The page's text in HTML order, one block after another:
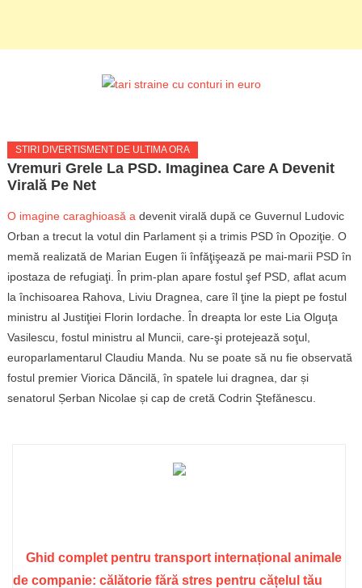
STIRI DIVERTISMENT DE ULTIMA ORA
Vremuri Grele La PSD. Imaginea Care A Devenit
Virală Pe Net
O imagine caraghioasă a devenit virală după ce Guvernul Ludovic
Orban a trecut la votul din Parlament și a trimis PSD în Opoziţie. O
memă realizată de Marian Eugen îi înfăţişează pe mai-marii PSD în
ipostaza de refugiaţi. În prim-plan apare fostul şef PSD, aflat acum
la închisoarea Rahova, Liviu Dragnea, care îl ţine la piept pe fostul
ministru al Justiţiei Florin Iordache. În dreapta lor este Lia Olguţa
Vasilescu, fostul ministru al Muncii, care-şi protejează soţul,
europarlamentarul Claudiu Manda. Nu se poate să nu fie observată
fostul premier Viorica Dăncilă, în spatele lui dragnea, dar și
senatorul Șerban Nicolae și cap de cretă Codrin Ştefănescu.
Ghid complet pentru transport internațional animale
de companie: călătorie fără stres pentru cățelul tău